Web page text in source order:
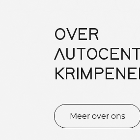
OVER
Meer over ons